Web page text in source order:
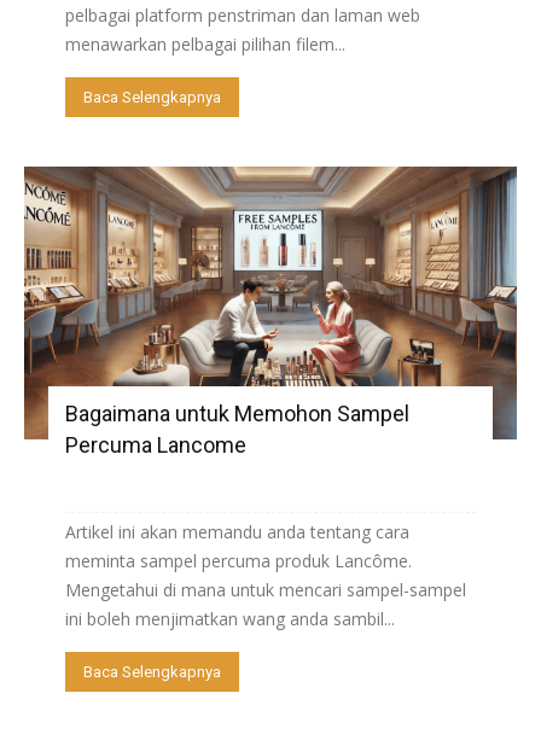
pelbagai platform penstriman dan laman web
menawarkan pelbagai pilihan filem...
Baca Selengkapnya
Bagaimana untuk Memohon Sampel
Percuma Lancome
Artikel ini akan memandu anda tentang cara
meminta sampel percuma produk Lancôme.
Mengetahui di mana untuk mencari sampel-sampel
ini boleh menjimatkan wang anda sambil...
Baca Selengkapnya